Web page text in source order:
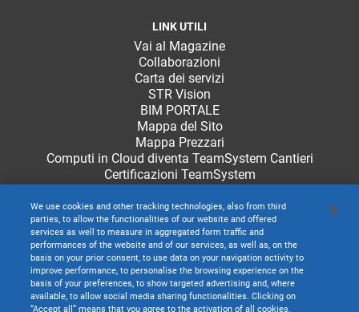
LINK UTILI
Vai al Magazine
Collaborazioni
Carta dei servizi
STR Vision
BIM PORTALE
Mappa del Sito
Mappa Prezzari
Computi in Cloud diventa TeamSystem Cantieri
Certificazioni TeamSystem
We use cookies and other tracking technologies, also from third
parties, to allow the functionalities of our website and offered
services as well to measure in aggregated form traffic and
performances of the website and of our services, as well as, on the
basis on your prior consent, to use data on your navigation activity to
improve performance, to personalise the browsing experience on the
basis of your preferences, to show targeted advertising and, where
available, to allow social media sharing functionalities. Clicking on
“Accept all” means that you agree to the activation of all cookies.